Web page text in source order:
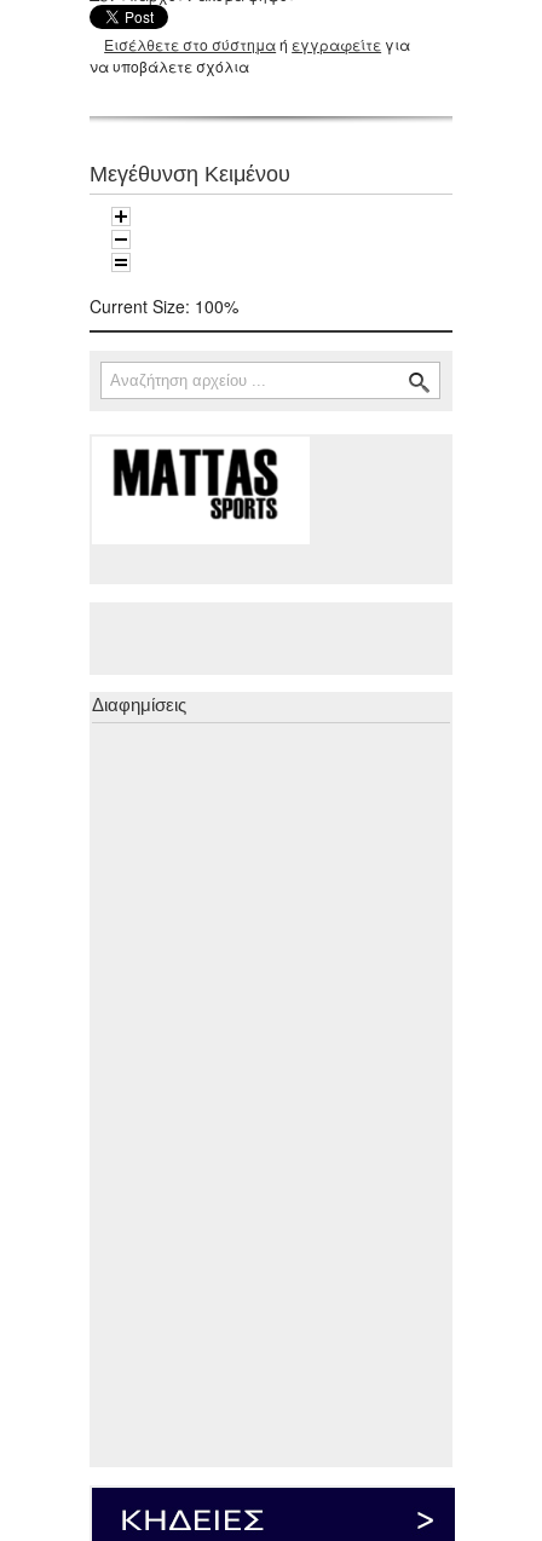
Εισέλθετε στο σύστημαή εγγραφείτε για
να υποβάλετε σχόλια
Μεγέθυνση Κειμένου
Current Size: 100%
Φόρμα αναζήτησης
Αναζήτηση
Διαφημίσεις